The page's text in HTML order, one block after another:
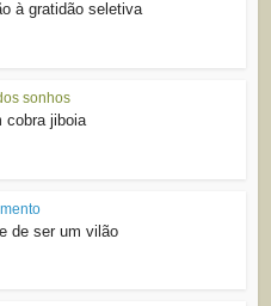
à gratidão seletiva
sonhos
cobra jiboia
de ser um vilão